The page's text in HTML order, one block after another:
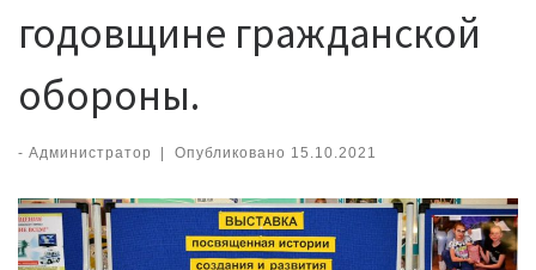
годовщине гражданской
обороны.
- Администратор Опубликовано 15.10.2021